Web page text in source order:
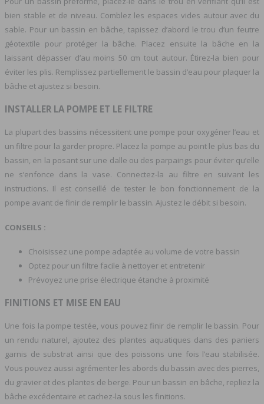
bien stable et de niveau. Comblez les espaces vides autour avec du
sable. Pour un bassin en bâche, tapissez d’abord le trou d’un feutre
géotextile pour protéger la bâche. Placez ensuite la bâche en la
laissant dépasser d’au moins 50 cm tout autour. Étirez-la bien pour
éviter les plis. Remplissez partiellement le bassin d’eau pour plaquer la
bâche et ajustez si besoin.
INSTALLER LA POMPE ET LE FILTRE
La plupart des bassins nécessitent une pompe pour oxygéner l’eau et
un filtre pour la garder propre. Placez la pompe au point le plus bas du
bassin, en la posant sur une dalle ou des parpaings pour éviter qu’elle
ne s’enfonce dans la vase. Connectez-la au filtre en suivant les
instructions. Il est conseillé de tester le bon fonctionnement de la
pompe avant de finir de remplir le bassin. Ajustez le débit si besoin.
CONSEILS :
Choisissez une pompe adaptée au volume de votre bassin
Optez pour un filtre facile à nettoyer et entretenir
Prévoyez une prise électrique étanche à proximité
FINITIONS ET MISE EN EAU
Une fois la pompe testée, vous pouvez finir de remplir le bassin. Pour
un rendu naturel, ajoutez des plantes aquatiques dans des paniers
garnis de substrat ainsi que des poissons une fois l’eau stabilisée.
Vous pouvez aussi agrémenter les abords du bassin avec des pierres,
du gravier et des plantes de berge. Pour un bassin en bâche, repliez la
bâche excédentaire et cachez-la sous les finitions.